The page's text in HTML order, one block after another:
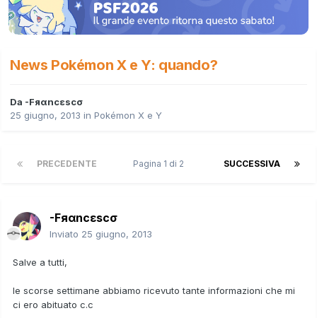
News Pokémon X e Y: quando?
Da -Fяαncεscσ
25 giugno, 2013 in Pokémon X e Y
PRECEDENTE SUCCESSIVA
Pagina 1 di 2
-Fяαncεscσ
Inviato 25 giugno, 2013
Salve a tutti,
le scorse settimane abbiamo ricevuto tante informazioni che mi
ci ero abituato c.c